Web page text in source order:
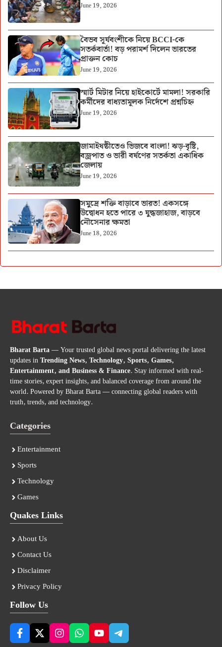
June 19, 2026
বৈভব সূর্যবংশীকে নিয়ে BCCI-কে
সতর্কবার্তা! বড় পরামর্শ দিলেন ভারতের
প্রাক্তন কোচ
June 19, 2026
স্মার্ট মিটার নিয়ে হাইকোর্টে মামলা! সরকারি
কর্মীদের বাধ্যতামূলক নির্দেশে প্রশ্নচিহ্ন
June 19, 2026
জামাইষষ্ঠীতেও ভিজবে বাংলা! ঝড়-বৃষ্টি,
বজ্রপাত ও ভারী বর্ষণের সতর্কতা একাধিক
জেলায়
June 19, 2026
সমুদ্রে শক্তি বাড়াবে ভারত! একসঙ্গে
উদ্বোধন হতে পারে ৩ যুদ্ধজাহাজ, বাড়বে
নৌসেনার ক্ষমতা
June 18, 2026
Bharat Barta— Your trusted global news portal delivering the latest
updates inTrending News, Technology, Sports, Games,
Entertainment, and Business & Finance. Stay informed with real-
time stories, expert insights, and balanced coverage from around the
world. Powered by Bharat Barta — connecting global readers with
truth, trends, and technology.
Categories
Entertainment
Sports
Technology
Games
Quakes Links
About Us
Contact Us
Disclaimer
Privacy Policy
Follow Us